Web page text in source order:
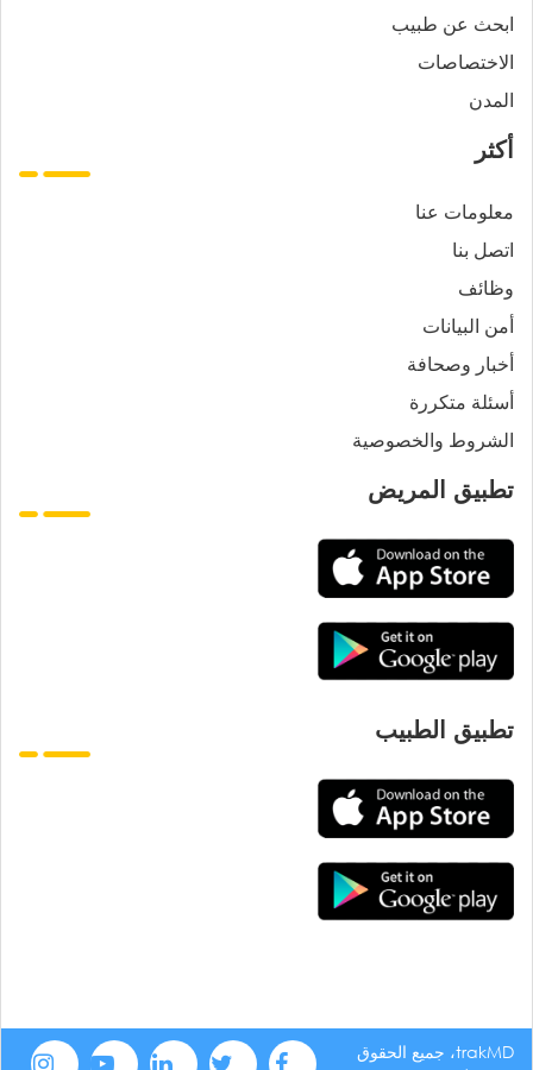
ابحث عن طبيب
الاختصاصات
المدن
أكثر
معلومات عنا
اتصل بنا
وظائف
أمن البيانات
أخبار وصحافة
أسئلة متكررة
الشروط والخصوصية
تطبيق المريض
تطبيق الطبيب
trakMD، جميع الحقوق